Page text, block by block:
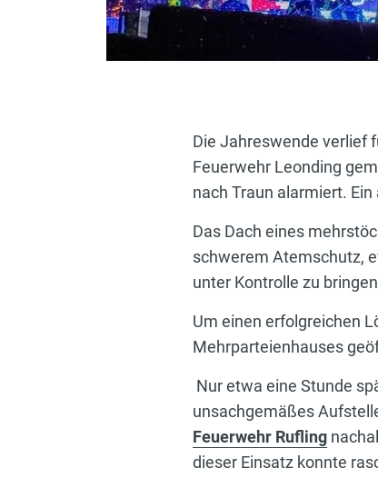
Die Jahreswende verlief
Feuerwehr Leonding
nach Traun alarmiert.
Das Dach eines
schwerem Atemschutz,
unter Kontrolle zu
Um einen erfolgreichen
Mehrparteienhauses
Nur etwa eine Stunde
unsachgemäßes
Feuerwehr Rufling
dieser Einsatz konnte